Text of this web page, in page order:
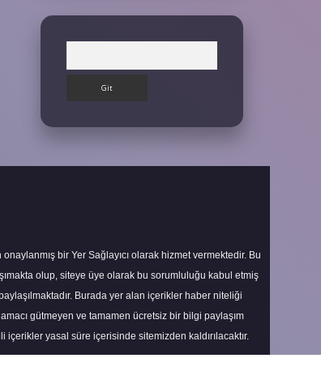
bir Yer Sağlayıcı olarak hizmet vermektedir. Bu
olup, siteye üye olarak bu sorumluluğu kabul etmiş
Burada yer alan içerikler haber niteliği
gütmeyen ve tamamen ücretsiz bir bilgi paylaşım
yasal süre içerisinde sitemizden kaldırılacaktır.